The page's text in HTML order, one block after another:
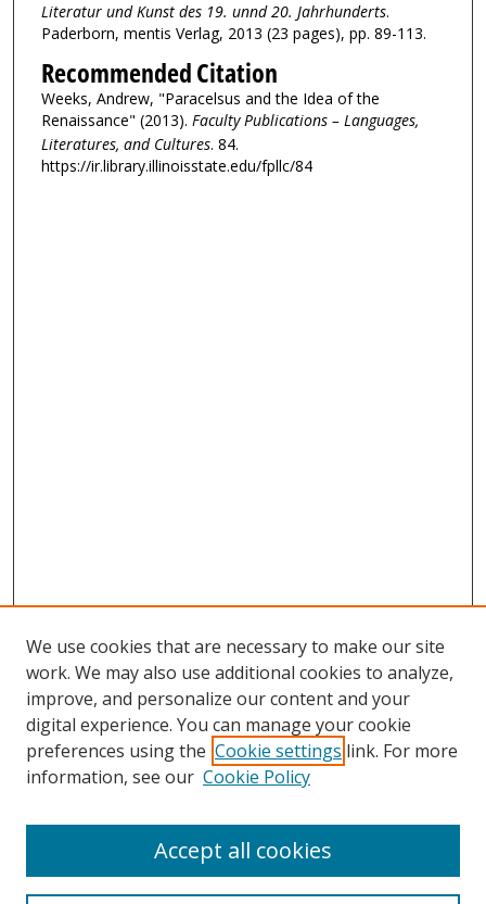
Literatur und Kunst des 19. unnd 20. Jahrhunderts.
Paderborn, mentis Verlag, 2013 (23 pages), pp. 89-113.
Recommended Citation
Weeks, Andrew, "Paracelsus and the Idea of the
Renaissance" (2013). Faculty Publications – Languages,
Literatures, and Cultures. 84.
https://ir.library.illinoisstate.edu/fpllc/84
We use cookies that are necessary to make our site
work. We may also use additional cookies to analyze,
improve, and personalize our content and your
digital experience. You can manage your cookie
preferences using the Cookie settings link. For more
information, see our Cookie Policy
Accept all cookies